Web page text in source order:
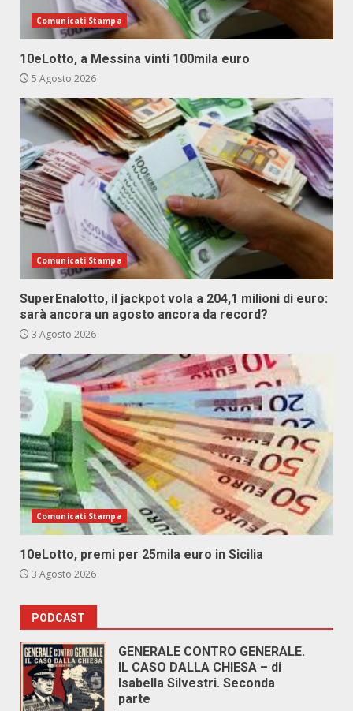
Comunicati Stampa
10eLotto, a Messina vinti 100mila euro
5 Agosto 2026
Comunicati Stampa
SuperEnalotto, il jackpot vola a 204,1 milioni di euro:
sarà ancora un agosto ancora da record?
3 Agosto 2026
Comunicati Stampa
10eLotto, premi per 25mila euro in Sicilia
3 Agosto 2026
PODCAST
GENERALE CONTRO GENERALE.
IL CASO DALLA CHIESA – di
Isabella Silvestri. Seconda
parte